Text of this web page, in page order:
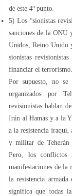
de este 4º punto.
5) Los “sionistas
sanciones de la ONU
Unidos, Reino Unido
sionistas
financiar el terrorismo.
Por supuesto, no se
organizados por
revisionistas hablan
Irán al Hamas y a la
a la resistencia iraquí,
y militar de Teherán
Pero, los
manifestaciones de
la resistencia
significa que todas